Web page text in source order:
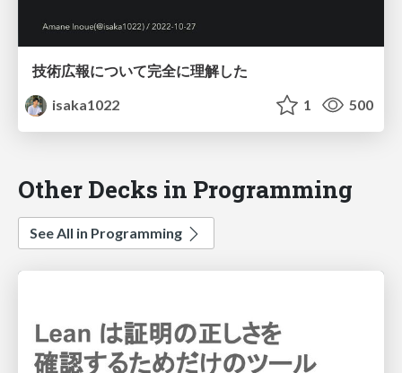
技術広報について完全に理解した
isaka1022
1 500
Other Decks in Programming
See All in Programming